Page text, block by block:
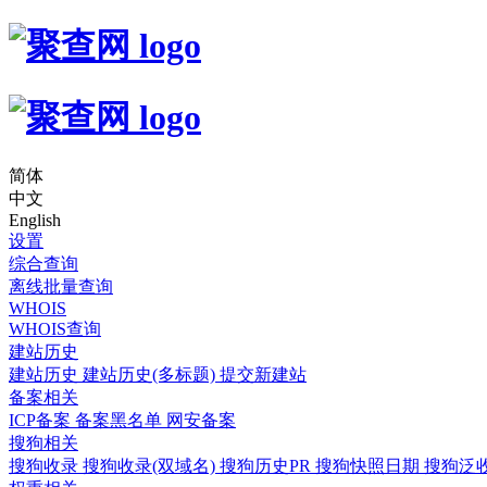
简体
中文
English
设置
综合查询
离线批量查询
WHOIS
WHOIS查询
建站历史
建站历史 建站历史(多标题) 提交新建站
备案相关
ICP备案 备案黑名单 网安备案
搜狗相关
搜狗收录 搜狗收录(双域名) 搜狗历史PR 搜狗快照日期 搜狗泛